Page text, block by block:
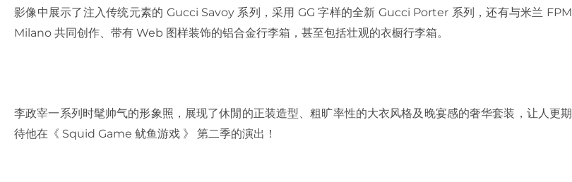
影像中展示了注入传统元素的 Gucci Savoy 系列，采用 GG 字样的全新 Gucci Porter 系列，还有与米兰 FPM
Milano 共同创作、带有 Web 图样装饰的铝合金行李箱，甚至包括壮观的衣橱行李箱。
李政宰一系列时髦帅气的形象照，展现了休閒的正装造型、粗旷率性的大衣风格及晚宴感的奢华套装，让人更期
待他在《 Squid Game 鱿鱼游戏 》 第二季的演出！